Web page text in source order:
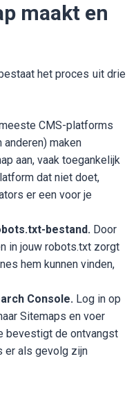
maakt en
het proces uit drie
CMS-platforms
maken
aan, vaak toegankelijk
dat niet doet,
er een voor je
bestand. Door
in jouw robots.txt zorgt
hem kunnen vinden,
Console. Log in op
Sitemaps en voer
bevestigt de ontvangst
er als gevolg zijn